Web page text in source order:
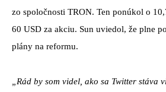
zo spoločnosti TRON. Ten ponúkol o
60 USD za akciu. Sun uviedol, že plne
plány na reformu.
„Rád by som videl, ako sa Twitter stáva